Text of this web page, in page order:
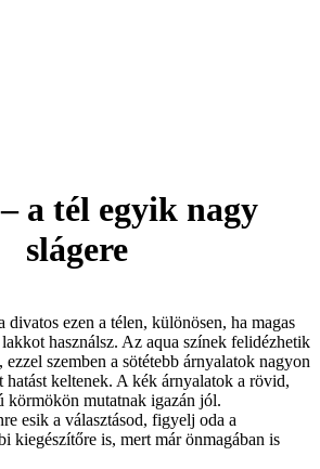
a tél egyik nagy
slágere
divatos ezen a télen, különösen, ha magas
használsz. Az aqua színek felidézhetik
ezzel szemben a sötétebb árnyalatok nagyon
hatást keltenek. A kék árnyalatok a rövid,
körmökön mutatnak igazán jól.
esik a választásod, figyelj oda a
kiegészítőre is, mert már önmagában is